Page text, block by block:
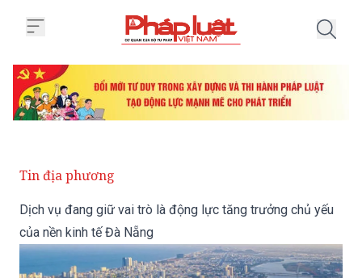
Tin địa phương
Dịch vụ đang giữ vai trò là động lực tăng trưởng chủ yếu
của nền kinh tế Đà Nẵng